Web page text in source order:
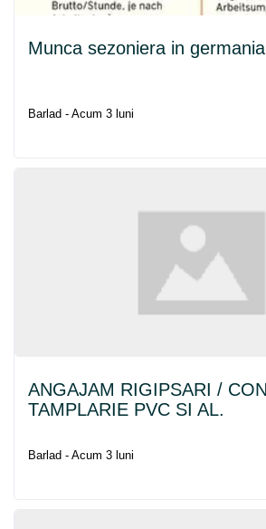
Munca sezoniera in
Barlad - Acum 3 luni
ANGAJAM RIGIPSARI /
TAMPLARIE PVC SI AL.
Barlad - Acum 3 luni